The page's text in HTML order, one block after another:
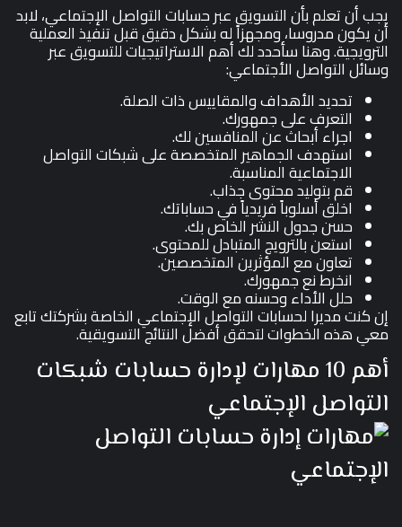
يجب أن تعلم بأن التسويق عبر حسابات التواصل الإجتماعي، لابد
أن يكون مدروسا، ومجهزاً له بشكل دقيق قبل تنفيذ العملية
الترويجية. وهنا سأحدد لك أهم الاستراتيجيات للتسويق عبر
وسائل التواصل الأجتماعي:
تحديد الأهداف والمقاييس ذات الصلة.
التعرف على جمهورك.
اجراء أبحاث عن المنافسين لك.
استهدف الجماهير المتخصصة على شبكات التواصل
الاجتماعية المناسبة.
قم بتوليد محتوى جذاب.
اخلق أسلوباً فريدياً في حساباتك.
حسن جدول النشر الخاص بك.
استعن بالترويج المتبادل للمحتوى.
تعاون مع المؤثرين المتخصصين.
انخرط نع جمهورك.
حلل الأداء وحسنه مع الوقت.
إن كنت مديرا لحسابات التواصل الإجتماعي الخاصة بشركتك تابع
معي هذه الخطوات لتحقق أفضل النتائج التسويقية.
أهم 10 مهارات لإدارة حسابات شبكات
التواصل الإجتماعي